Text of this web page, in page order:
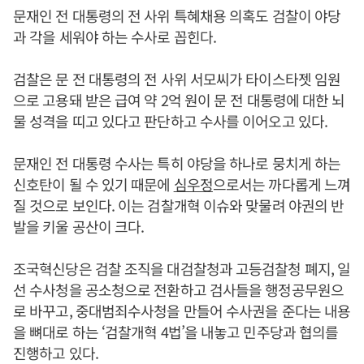
문재인 전 대통령의 전 사위 특혜채용 의혹도 검찰이 야당
과 각을 세워야 하는 수사로 꼽힌다.
검찰은 문 전 대통령의 전 사위 서모씨가 타이스타젯 임원
으로 고용돼 받은 급여 약 2억 원이 문 전 대통령에 대한 뇌
물 성격을 띠고 있다고 판단하고 수사를 이어오고 있다.
문재인 전 대통령 수사는 특히 야당을 하나로 뭉치게 하는
신호탄이 될 수 있기 때문에 심우정으로서는 까다롭게 느껴
질 것으로 보인다. 이는 검찰개혁 이슈와 맞물려 야권의 반
발을 키울 공산이 크다.
조국혁신당은 검찰 조직을 대검찰청과 고등검찰청 폐지, 일
선 수사청을 공소청으로 전환하고 검사들을 행정공무원으
로 바꾸고, 중대범죄수사청을 만들어 수사권을 준다는 내용
을 뼈대로 하는 ‘검찰개혁 4법’을 내놓고 민주당과 협의를
진행하고 있다.